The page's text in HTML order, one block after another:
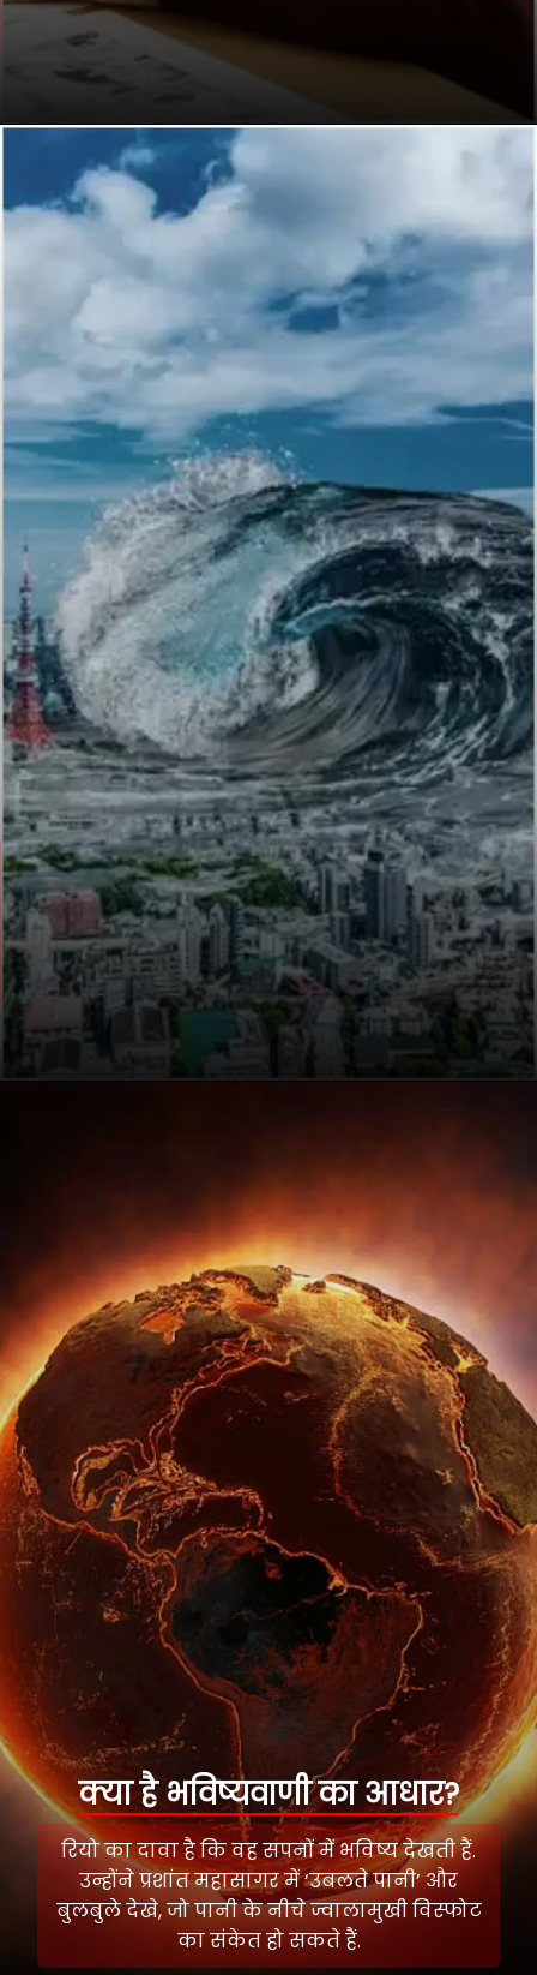
क्या है भविष्यवाणी का आधार?
रियो का दावा है कि वह सपनों में भविष्य देखती हैं.
उन्होंने प्रशांत महासागर में ‘उबलते पानी’ और
बुलबुले देखे, जो पानी के नीचे ज्वालामुखी विस्फोट
का संकेत हो सकते हैं.